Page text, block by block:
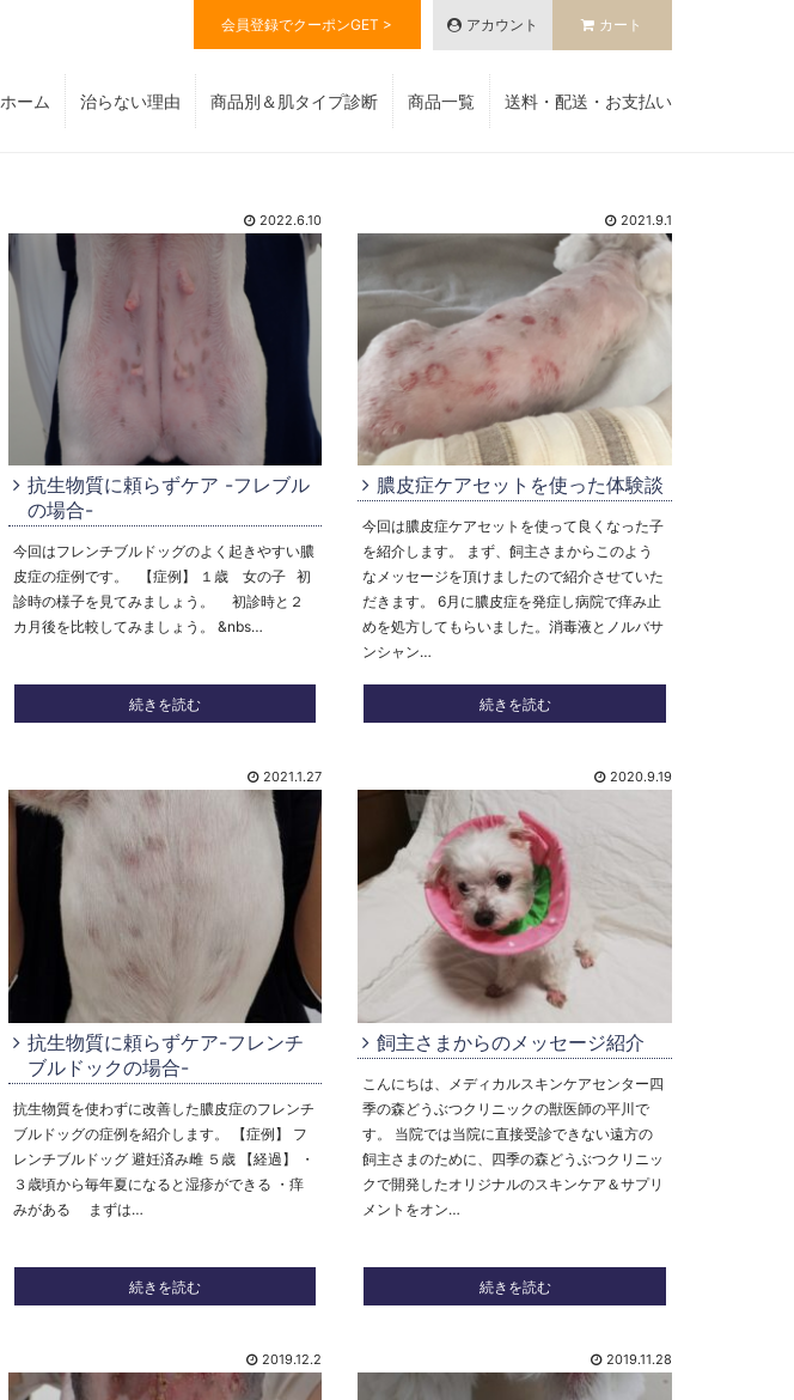
会員登録でクーポンGET > アカウント カート
ホーム 治らない理由 商品別＆肌タイプ診断 商品一覧 送料・配送・お支払い
2022.6.10
抗生物質に頼らずケア -フレブル
の場合-
今回はフレンチブルドッグのよく起きやすい膿
皮症の症例です。 【症例】 １歳 女の子 初
診時の様子を見てみましょう。 初診時と２
カ月後を比較してみましょう。 &nbs…
続きを読む
2021.9.1
膿皮症ケアセットを使った体験談
今回は膿皮症ケアセットを使って良くなった子
を紹介します。 まず、飼主さまからこのよう
なメッセージを頂けましたので紹介させていた
だきます。 6月に膿皮症を発症し病院で痒み止
めを処方してもらいました。消毒液とノルバサ
ンシャン…
続きを読む
2021.1.27
抗生物質に頼らずケア-フレンチ
ブルドックの場合-
抗生物質を使わずに改善した膿皮症のフレンチ
ブルドッグの症例を紹介します。 【症例】 フ
レンチブルドッグ 避妊済み雌 ５歳 【経過】 ・
３歳頃から毎年夏になると湿疹ができる ・痒
みがある まずは…
続きを読む
2020.9.19
飼主さまからのメッセージ紹介
こんにちは、メディカルスキンケアセンター四
季の森どうぶつクリニックの獣医師の平川で
す。 当院では当院に直接受診できない遠方の
飼主さまのために、四季の森どうぶつクリニッ
クで開発したオリジナルのスキンケア＆サプリ
メントをオン…
続きを読む
2019.12.2 2019.11.28